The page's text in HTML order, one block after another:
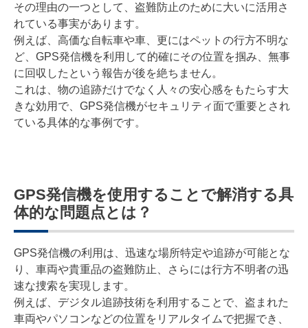
その理由の一つとして、盗難防止のために大いに活用さ
れている事実があります。
例えば、高価な自転車や車、更にはペットの行方不明な
ど、GPS発信機を利用して的確にその位置を掴み、無事
に回収したという報告が後を絶ちません。
これは、物の追跡だけでなく人々の安心感をもたらす大
きな効用で、GPS発信機がセキュリティ面で重要とされ
ている具体的な事例です。
GPS発信機を使用することで解消する具
体的な問題点とは？
GPS発信機の利用は、迅速な場所特定や追跡が可能とな
り、車両や貴重品の盗難防止、さらには行方不明者の迅
速な捜索を実現します。
例えば、デジタル追跡技術を利用することで、盗まれた
車両やパソコンなどの位置をリアルタイムで把握でき、